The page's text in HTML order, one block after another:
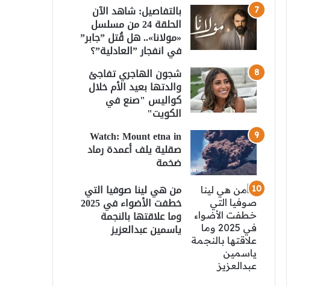
بالتفاصيل: شاهد الآن
الحلقة 24 من مسلسل
«مولانا».. هل قُتل ”جابر”
في انفجار ”العادلية”؟
شجون الهاجري تفاجئ
والدتها بعيد الأم خلال
كواليس "صنع في
الكويت"
Watch: Mount etna in
صقلية يلف أعمدة رماد
ضخمة
من هي لينا صوفيا التي
خطفت الأضواء في 2025
وما علاقتها بالنجمة
ياسمين عبدالعزيز